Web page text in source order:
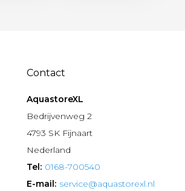
Contact
AquastoreXL
Bedrijvenweg 2
4793 SK Fijnaart
Nederland
Tel: 0168-700540
E-mail: service@aquastorexl.nl